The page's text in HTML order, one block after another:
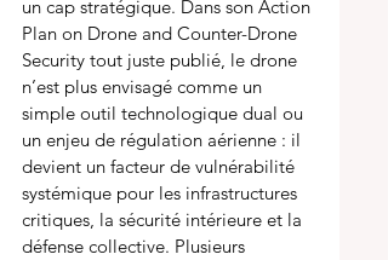
un cap stratégique. Dans son Action
Plan on Drone and Counter-Drone
Security tout juste publié, le drone
n’est plus envisagé comme un
simple outil technologique dual ou
un enjeu de régulation aérienne : il
devient un facteur de vulnérabilité
systémique pour les infrastructures
critiques, la sécurité intérieure et la
défense collective. Plusieurs